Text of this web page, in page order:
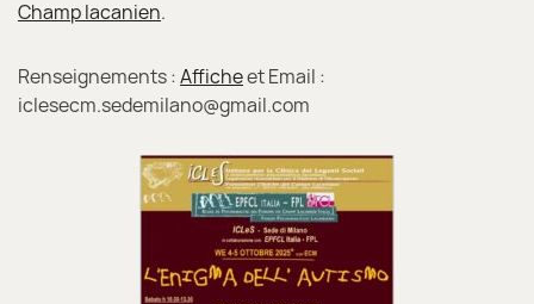
Champ lacanien.
Renseignements : Afficheet Email :
iclesecm.sedemilano@gmail.com